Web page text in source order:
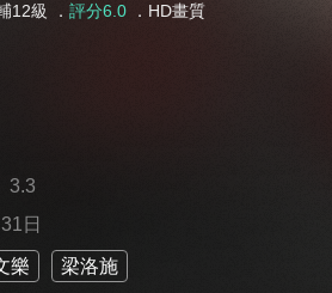
12級 ． 評分6.0．HD畫質
3.3
日
樂 梁洛施